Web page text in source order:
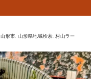
山形市 山形県地域検索 村山ラー